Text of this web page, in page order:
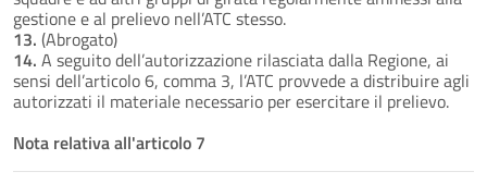
gestione e al prelievo nell’ATC stesso.
13. (Abrogato)
14. A seguito dell’autorizzazione rilasciata dalla Regione, ai
sensi dell’articolo 6, comma 3, l’ATC provvede a distribuire agli
autorizzati il materiale necessario per esercitare il prelievo.
Nota relativa all'articolo 7